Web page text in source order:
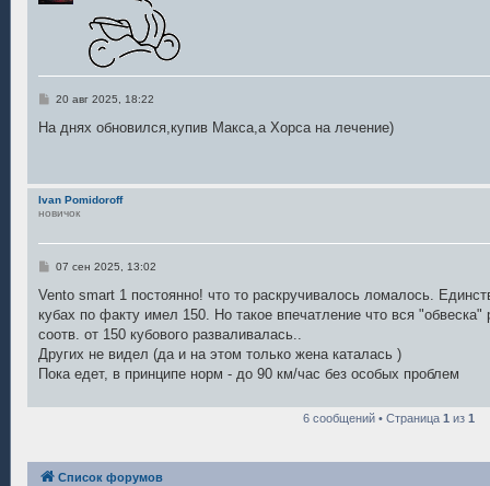
С
о
и
е
20 авг 2025, 18:22
На днях обновился,купив Макса,а Хорса на лечение)
Ivan Pomidoroff
новичок
С
о
щ
е
и
е
07 сен 2025, 13:02
Vento smart 1 постоянно! что то раскручивалось ломалось.
кубах по факту имел 150. Но такое впечатление что вся "обвеска"
соотв. от 150 кубового разваливалась..
Других не видел (да и на этом только жена каталась )
Пока едет, в принципе норм - до 90 км/час без особых проблем
6 сообщений • Страница 1 из 1
Список форумов